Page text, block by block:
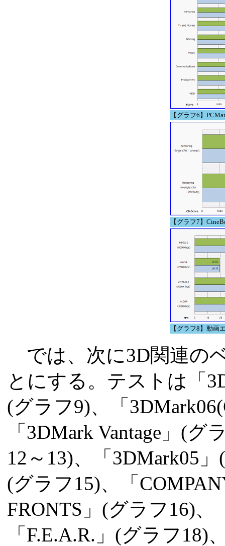
【グラフ6】
【グラフ7】
【グラフ8】動画
では、次に3D関連の
とにする。テストは「
(グラフ9)、「
「3DMark Vantage」(
12～13)、「3DMark05
(グラフ15)、「
FRONTS」(グラフ16)、
「F.E.A.R.」(グラフ18)